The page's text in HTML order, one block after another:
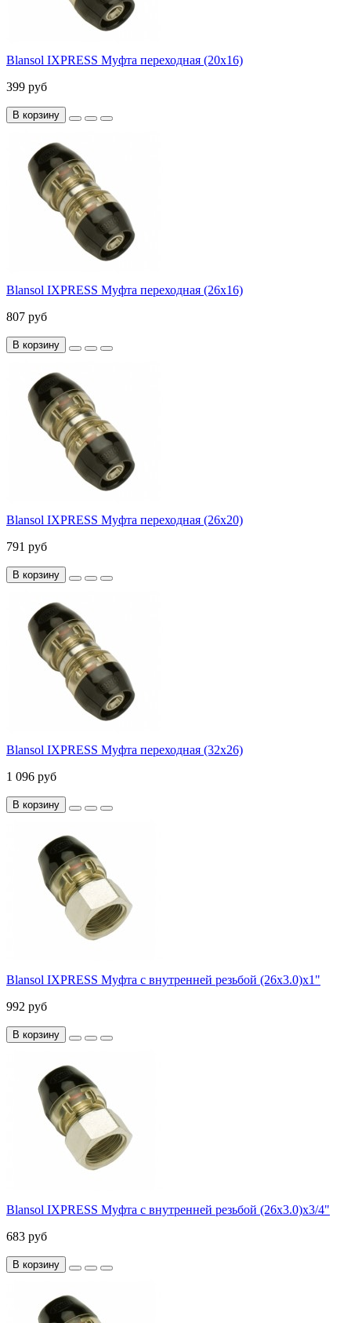
Blansol IXPRESS Муфта переходная (20х16)
399 руб
В корзину
Blansol IXPRESS Муфта переходная (26х16)
807 руб
В корзину
Blansol IXPRESS Муфта переходная (26х20)
791 руб
В корзину
Blansol IXPRESS Муфта переходная (32х26)
1 096 руб
В корзину
Blansol IXPRESS Муфта с внутренней резьбой (26х3.0)х1"
992 руб
В корзину
Blansol IXPRESS Муфта с внутренней резьбой (26х3.0)х3/4"
683 руб
В корзину